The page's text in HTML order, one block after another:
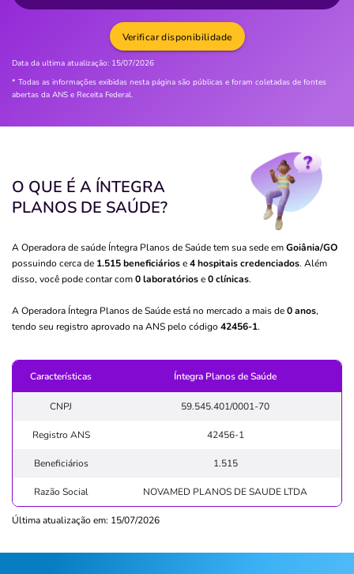
Data da ultima atualização: 15/07/2026
* Todas as informações exibidas nesta página são públicas e foram coletadas de fontes
abertas da ANS e Receita Federal.
Verificar disponibilidade
O QUE É A ÍNTEGRA
PLANOS DE SAÚDE?
A Operadora de saúde Íntegra Planos de Saúde tem sua sede emGoiânia/GO
possuindo cerca de 1.515 beneficiáriose4 hospitais credenciados. Além
disso, você pode contar com0 laboratóriose0 clínicas.
A Operadora Íntegra Planos de Saúde está no mercado a mais de0 anos,
tendo seu registro aprovado na ANS pelo código 42456-1.
Características Íntegra Planos de Saúde
CNPJ 59.545.401/0001-70
Registro ANS 42456-1
Beneficiários 1.515
Razão Social NOVAMED PLANOS DE SAUDE LTDA
Última atualização em: 15/07/2026